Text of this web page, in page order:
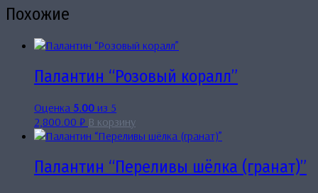
Похожие
Палантин “Розовый коралл”
Оценка 5.00 из 5
2,800.00 ₽ В корзину
Палантин “Переливы шёлка (гранат)”